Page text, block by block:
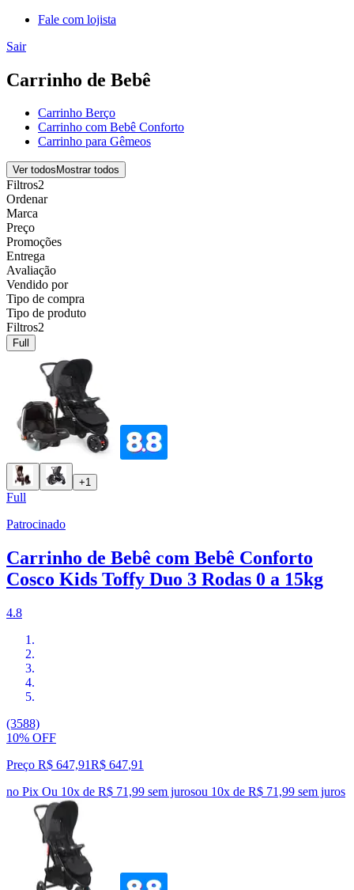
Fale com lojista
Sair
Carrinho de Bebê
Carrinho Berço
Carrinho com Bebê Conforto
Carrinho para Gêmeos
Ver todos Mostrar todos
Filtros2
Ordenar
Marca
Preço
Promoções
Entrega
Avaliação
Vendido por
Tipo de compra
Tipo de produto
Filtros2
Full
+1
Full
Patrocinado
Carrinho de Bebê com Bebê Conforto
Cosco Kids Toffy Duo 3 Rodas 0 a 15kg
4.8
(3588)
10% OFF
Preço R$ 647,91R$ 647,91
no Pix Ou 10x de R$ 71,99 sem jurosou 10x de R$ 71,99 sem juros